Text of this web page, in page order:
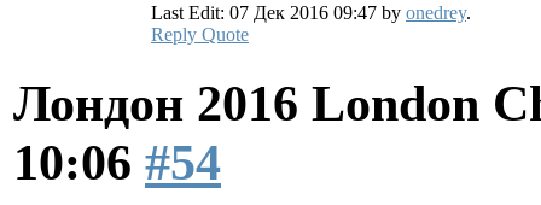
Last Edit: 07 Дек 2016 09:47 by onedrey.
Reply Quote
Лондон 2016 London
10:06 #54